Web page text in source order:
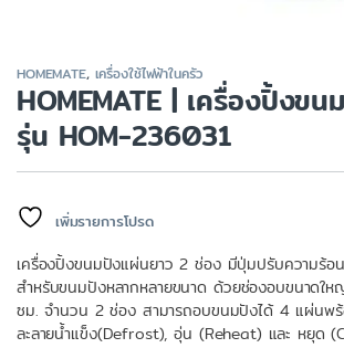
HOMEMATE, เครื่องใช้ไฟฟ้าในครัว
HOMEMATE | เครื่องปิ้งข
รุ่น HOM-236031
เพิ่มรายการโปรด
เครื่องปิ้งขนมปังแผ่นยาว 2 ช่อง มีปุ่มปรับความร้อ
สำหรับขนมปังหลากหลายขนาด ด้วยช่องอบขนาด
ซม. จำนวน 2 ช่อง สามารถอบขนมปังได้ 4 แผ่น
ละลายน้ำแข็ง(Defrost), อุ่น (Reheat) และ หยุด